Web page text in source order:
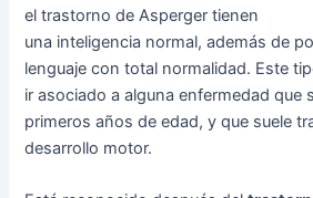
el trastorno de Asperger tienen
una inteligencia normal, además de
lenguaje con total normalidad. Este
ir asociado a alguna enfermedad que
primeros años de edad, y que suele
desarrollo motor.